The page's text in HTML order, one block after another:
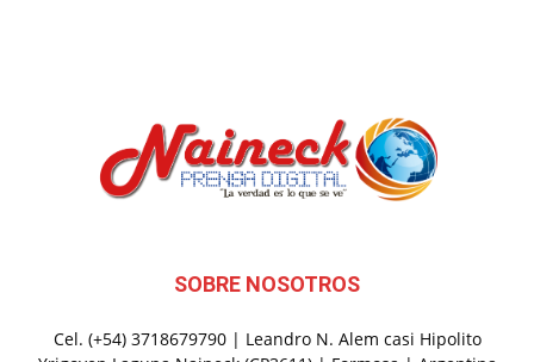
SOBRE NOSOTROS
Cel. (+54) 3718679790 | Leandro N. Alem casi Hipolito